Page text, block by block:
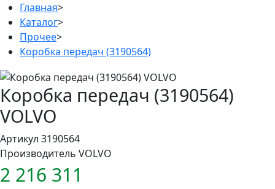
Главная>
Каталог>
Прочее>
Коробка передач (3190564)
Коробка передач (3190564)
VOLVO
Артикул 3190564
Производитель VOLVO
2 216 311